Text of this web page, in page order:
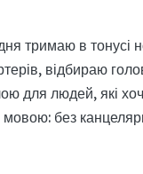
тримаю в тонусі
відбираю
для людей, які
без